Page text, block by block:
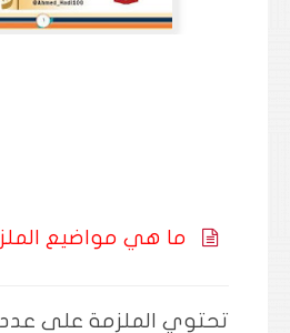
ما هي مواضيع
تحتوي الملزمة على